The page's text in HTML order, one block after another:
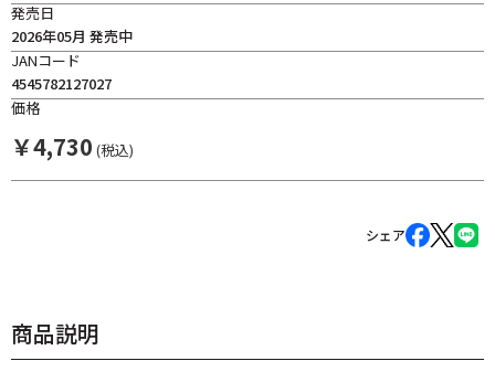
発売日
2026年05月 発売中
JANコード
4545782127027
価格
￥4,730 (税込)
シェア
商品説明